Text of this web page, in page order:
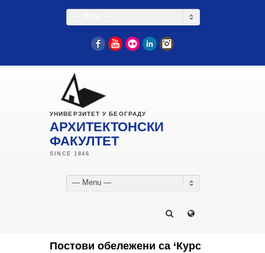
FacebookYouTube
Flickr LinkedIn
УНИВЕРЗИТЕТ У БЕОГРАДУ
АРХИТЕКТОНСКИ
ФАКУЛТЕТ
— Menu —
Постови обележени са ‘Курс